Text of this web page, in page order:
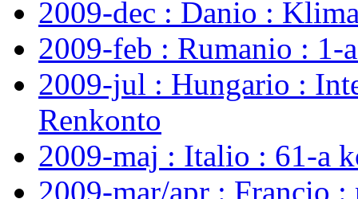
2009-dec : Danio :
2009-feb : Rumanio : 1-
2009-jul : Hungario :
Renkonto
2009-maj : Italio : 61-a
2009-mar/apr : Francio :